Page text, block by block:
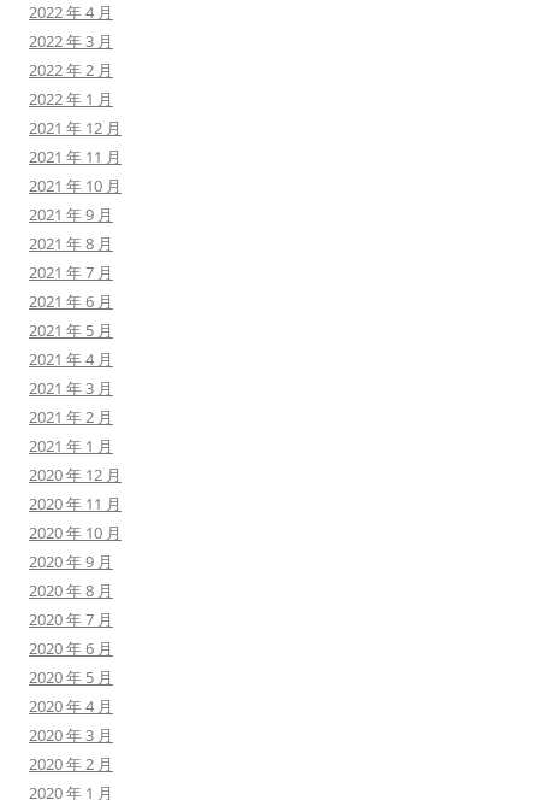
2022 年 4 月
2022 年 3 月
2022 年 2 月
2022 年 1 月
2021 年 12 月
2021 年 11 月
2021 年 10 月
2021 年 9 月
2021 年 8 月
2021 年 7 月
2021 年 6 月
2021 年 5 月
2021 年 4 月
2021 年 3 月
2021 年 2 月
2021 年 1 月
2020 年 12 月
2020 年 11 月
2020 年 10 月
2020 年 9 月
2020 年 8 月
2020 年 7 月
2020 年 6 月
2020 年 5 月
2020 年 4 月
2020 年 3 月
2020 年 2 月
2020 年 1 月